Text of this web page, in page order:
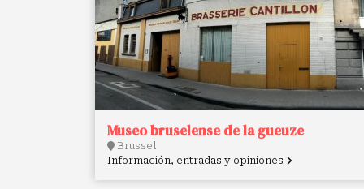
Museo bruselense de la gueuze
Brussel
Información, entradas y opiniones